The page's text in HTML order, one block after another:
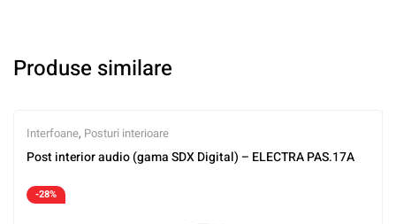
Produse similare
Interfoane, Posturi interioare
Post interior audio (gama SDX Digital) – ELECTRA PAS.17A
-28%